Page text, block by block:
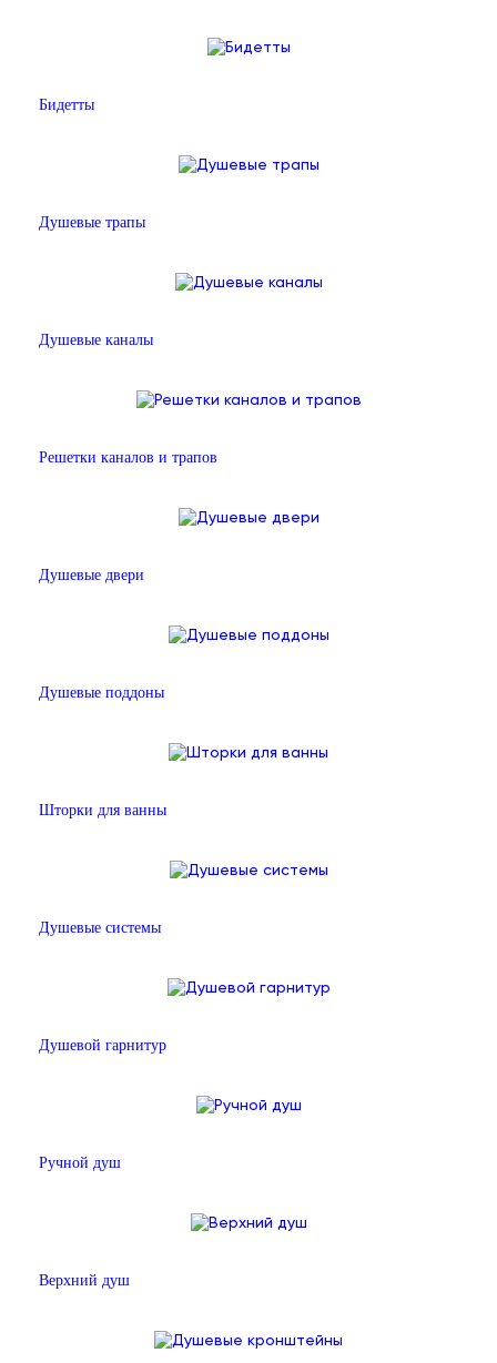
Бидетты
Душевые трапы
Душевые каналы
Решетки каналов и трапов
Душевые двери
Душевые поддоны
Шторки для ванны
Душевые системы
Душевой гарнитур
Ручной душ
Верхний душ